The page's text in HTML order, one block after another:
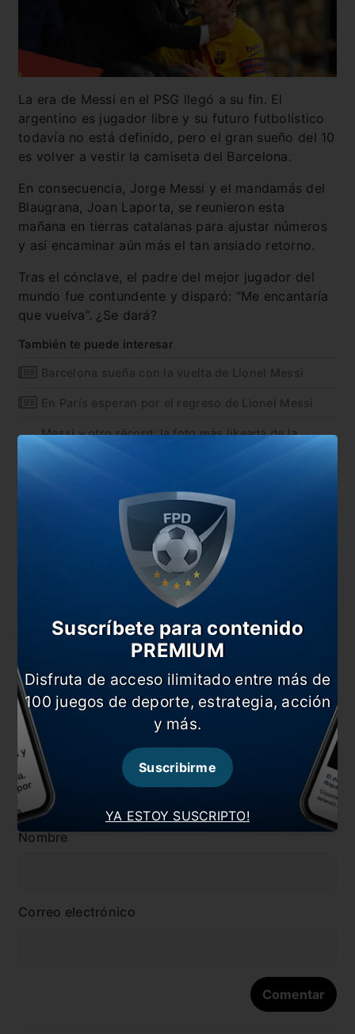
La era de Messi en el PSG llegó a su fin. El
argentino es jugador libre y su futuro futbolístico
todavía no está definido, pero el gran sueño del 10
es volver a vestir la camiseta del Barcelona.
En consecuencia, Jorge Messi y el mandamás del
Blaugrana, Joan Laporta, se reunieron esta
mañana en tierras catalanas para ajustar números
y así encaminar aún más el tan ansiado retorno.
Tras el cónclave, el padre del mejor jugador del
mundo fue contundente y disparó: “Me encantaría
que vuelva”. ¿Se dará?
También te puede interesar
Barcelona sueña con la vuelta de Lionel Messi
En París esperan por el regreso de Lionel Messi
Messi y otro récord: la foto más likeada de la
historia
#Internacional
#Noticia
#Perú
Dejá tu opinión acá!
Nombre
Correo electrónico
YA ESTOY SUSCRIPTO!
Suscríbete para contenido
PREMIUM
Disfruta de acceso ilimitado entre más de
100 juegos de deporte, estrategia, acción
y más.
Suscribirme